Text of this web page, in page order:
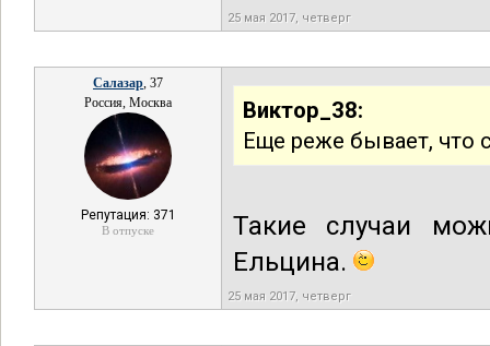
25 мая 2017, четверг
Салазар, 37
Россия, Москва
Репутация: 371
В отпуске
Виктор_38:
Еще реже бывает, что
Такие случаи
Ельцина.
25 мая 2017, четверг